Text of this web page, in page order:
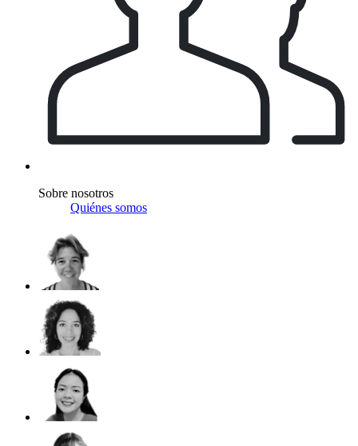
Sobre nosotros
Quiénes somos